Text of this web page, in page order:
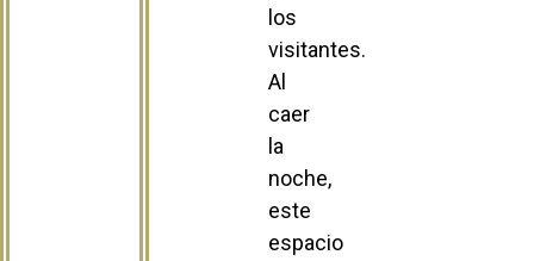
los
visitantes.
Al
caer
la
noche,
este
espacio